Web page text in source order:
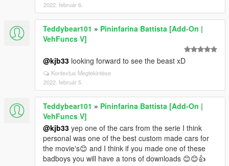
2022. február 6.
Teddybear101 » Pininfarina Battista [Add-On |
VehFuncs V]
@kjb33 looking forward to see the beast xD
Kontextus Megtekintése
2022. február 5.
Teddybear101 » Pininfarina Battista [Add-On |
VehFuncs V]
@kjb33 yep one of the cars from the serie I think
personal was one of the best custom made cars for
the movie's😊 and I think if you made one of these
badboys you will have a tons of downloads 😊😊👍